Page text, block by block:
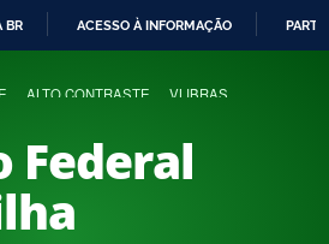
BR ACESSO À INFORMAÇÃO
ALTO CONTRASTE VLIBRAS